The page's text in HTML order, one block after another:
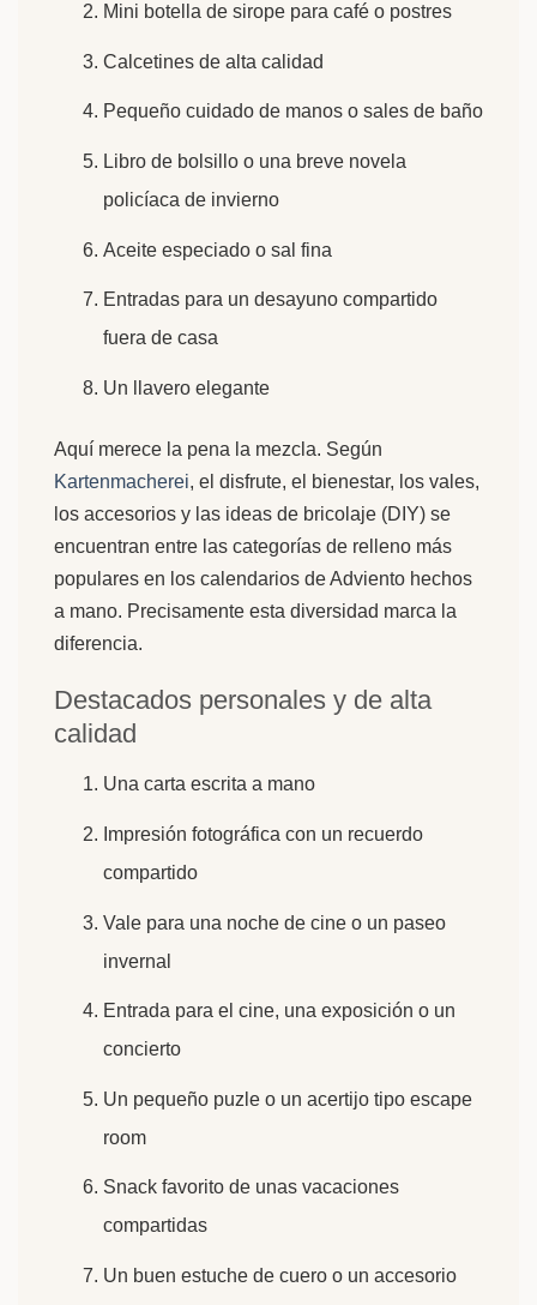
Mini botella de sirope para café o postres
Calcetines de alta calidad
Pequeño cuidado de manos o sales de baño
Libro de bolsillo o una breve novela
policíaca de invierno
Aceite especiado o sal fina
Entradas para un desayuno compartido
fuera de casa
Un llavero elegante
Aquí merece la pena la mezcla. Según
Kartenmacherei, el disfrute, el bienestar, los vales,
los accesorios y las ideas de bricolaje (DIY) se
encuentran entre las categorías de relleno más
populares en los calendarios de Adviento hechos
a mano. Precisamente esta diversidad marca la
diferencia.
Destacados personales y de alta
calidad
Una carta escrita a mano
Impresión fotográfica con un recuerdo
compartido
Vale para una noche de cine o un paseo
invernal
Entrada para el cine, una exposición o un
concierto
Un pequeño puzle o un acertijo tipo escape
room
Snack favorito de unas vacaciones
compartidas
Un buen estuche de cuero o un accesorio